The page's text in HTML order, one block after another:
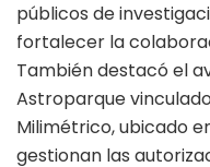
públicos de
fortalecer la
También destacó el
Astroparque
Milimétrico, ubicado
gestionan las